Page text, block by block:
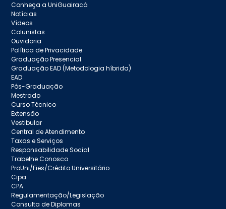
Conheça a UniGuairacá
Notícias
Vídeos
Colunistas
Ouvidoria
Política de Privacidade
Graduação Presencial
Graduação EAD (Metodologia híbrida)
EAD
Pós-Graduação
Mestrado
Curso Técnico
Extensão
Vestibular
Central de Atendimento
Taxas e Serviços
Responsabilidade Social
Trabelhe Conosco
ProUni/Fies/Crédito Universitário
Cipa
CPA
Regulamentação/Legislação
Consulta de Diplomas